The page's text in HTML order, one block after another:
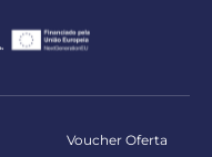
Voucher Oferta